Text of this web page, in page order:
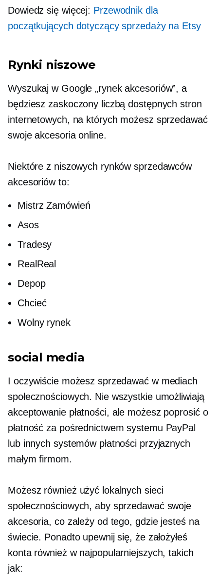
Dowiedz się więcej: Przewodnik dla
początkujących dotyczący sprzedaży na Etsy
Rynki niszowe
Wyszukaj w Google „rynek akcesoriów”, a
będziesz zaskoczony liczbą dostępnych stron
internetowych, na których możesz sprzedawać
swoje akcesoria online.
Niektóre z niszowych rynków sprzedawców
akcesoriów to:
Mistrz Zamówień
Asos
Tradesy
RealReal
Depop
Chcieć
Wolny rynek
social media
I oczywiście możesz sprzedawać w mediach
społecznościowych. Nie wszystkie umożliwiają
akceptowanie płatności, ale możesz poprosić o
płatność za pośrednictwem systemu PayPal
lub innych systemów płatności przyjaznych
małym firmom.
Możesz również użyć lokalnych sieci
społecznościowych, aby sprzedawać swoje
akcesoria, co zależy od tego, gdzie jesteś na
świecie. Ponadto upewnij się, że założyłeś
konta również w najpopularniejszych, takich
jak: